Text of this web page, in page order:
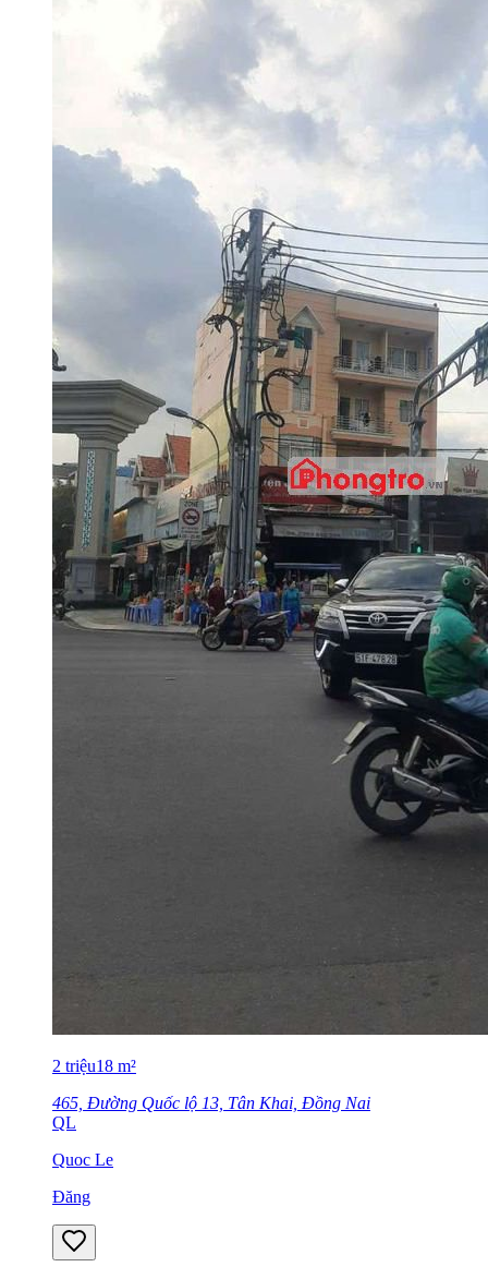
2 triệu18 m²
465, Đường Quốc lộ 13, Tân Khai, Đồng Nai
QL
Quoc Le
Đăng